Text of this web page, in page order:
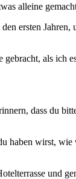
alleine
ersten Jahren,
als ich
dass du
haben wirst,
und